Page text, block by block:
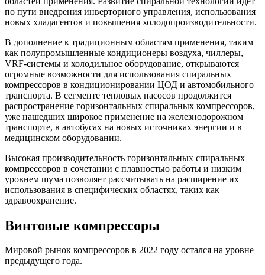
по пути внедрения инверторного управления, использования
новых хладагентов и повышения холодопроизводительности.
В дополнение к традиционным областям применения, таким
как полупромышленные кондиционеры воздуха, чиллеры,
VRF-системы и холодильное оборудование, открываются
огромные возможности для использования спиральных
компрессоров в кондиционировании ЦОД и автомобильного
транспорта. В сегменте тепловых насосов продолжится
распространение горизонтальных спиральных компрессоров,
уже нашедших широкое применение на железнодорожном
транспорте, в автобусах на новых источниках энергии и в
медицинском оборудовании.
Высокая производительность горизонтальных спиральных
компрессоров в сочетании с плавностью работы и низким
уровнем шума позволяет рассчитывать на расширение их
использования в специфических областях, таких как
здравоохранение.
Винтовые компрессоры
Мировой рынок компрессоров в 2022 году остался на уровне
предыдущего года.